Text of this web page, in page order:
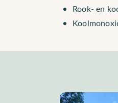
Rook- en